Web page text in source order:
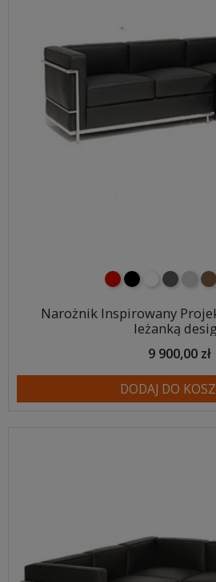
czerwony
czarnybiałyciemno
Narożnik Inspirowany
leżanką
9 900,00 zł
DODAJ DO